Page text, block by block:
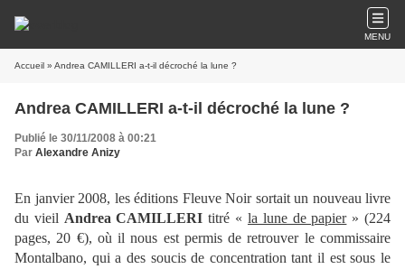
MENU
Accueil » Andrea CAMILLERI a-t-il décroché la lune ?
Andrea CAMILLERI a-t-il décroché la lune ?
Publié le 30/11/2008 à 00:21
Par Alexandre Anizy
En janvier 2008, les éditions Fleuve Noir sortait un nouveau livre
du vieil Andrea CAMILLERI titré « la lune de papier» (224
pages, 20 €), où il nous est permis de retrouver le commissaire
Montalbano, qui a des soucis de concentration tant il est sous le